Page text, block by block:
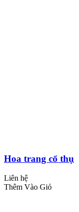
Hoa trang cổ thụ
Liên hệ
Thêm Vào Giỏ